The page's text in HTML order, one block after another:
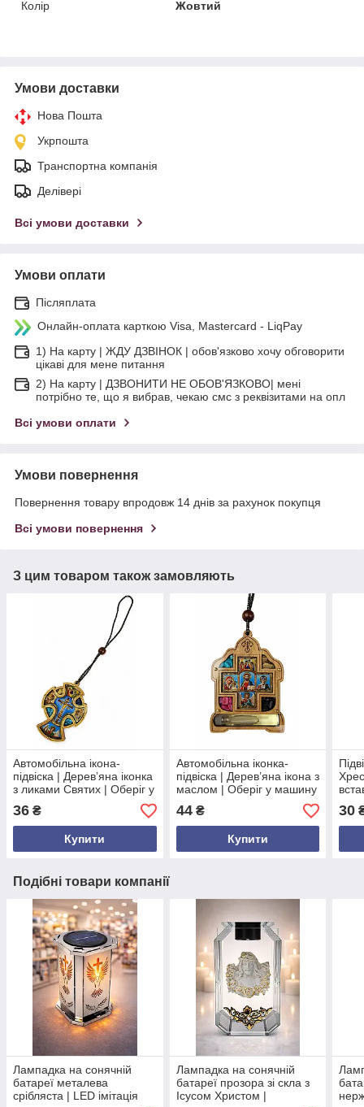
Колір Жовтий
Умови доставки
Нова Пошта
Укрпошта
Транспортна компанія
Делівері
Всі умови доставки
Умови оплати
Післяплата
Онлайн-оплата карткою Visa, Mastercard - LiqPay
1) На карту | ЖДУ ДЗВІНОК | обов'язково хочу обговорити
цікаві для мене питання
2) На карту | ДЗВОНИТИ НЕ ОБОВ'ЯЗКОВО| мені
потрібно те, що я вибрав, чекаю смс з реквізитами на опл
Всі умови оплати
Умови повернення
Повернення товару впродовж 14 днів за рахунок покупця
Всі умови повернення
З цим товаром також замовляють
Автомобільна ікона-
підвіска | Дерев’яна іконка
з ликами Святих | Оберіг у
машину
36 ₴
Купити
Автомобільна іконка-
підвіска | Дерев’яна ікона з
маслом | Оберіг у машину
44₴
Купити
30
Подібні товари компанії
Лампадка на сонячній
батареї металева
срібляста | LED імітація
Лампадка на сонячній
батареї прозора зі скла з
Ісусом Христом |